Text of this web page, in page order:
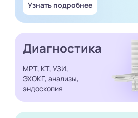
Узнать подробнее
Диагностика
МРТ, КТ, УЗИ,
ЭХОКГ, анализы,
эндоскопия